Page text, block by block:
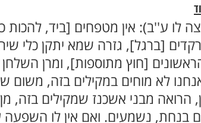
לו ע''ב): אין מטפחים [ביד,
[ברגל], גזרה שמא יתקן כלי
[חוץ מתוספות], ומרן
לא מוחים במקילים בזה, משום
הרואה מבני אשכנז שמקילים בזה,
בנחת, נשמעים. ואם אין לו